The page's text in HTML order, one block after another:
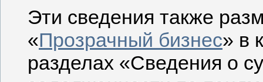
Эти сведения также
«Прозрачный бизнес» в
разделах «Сведения о